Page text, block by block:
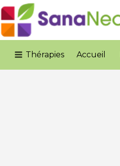
Rechercher:
Thérapies Accueil